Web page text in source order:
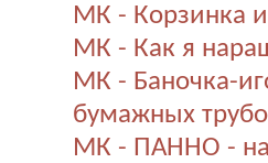
МК - Корзинка
МК - Как я
МК - Баночка-
бумажных
МК - ПАННО -